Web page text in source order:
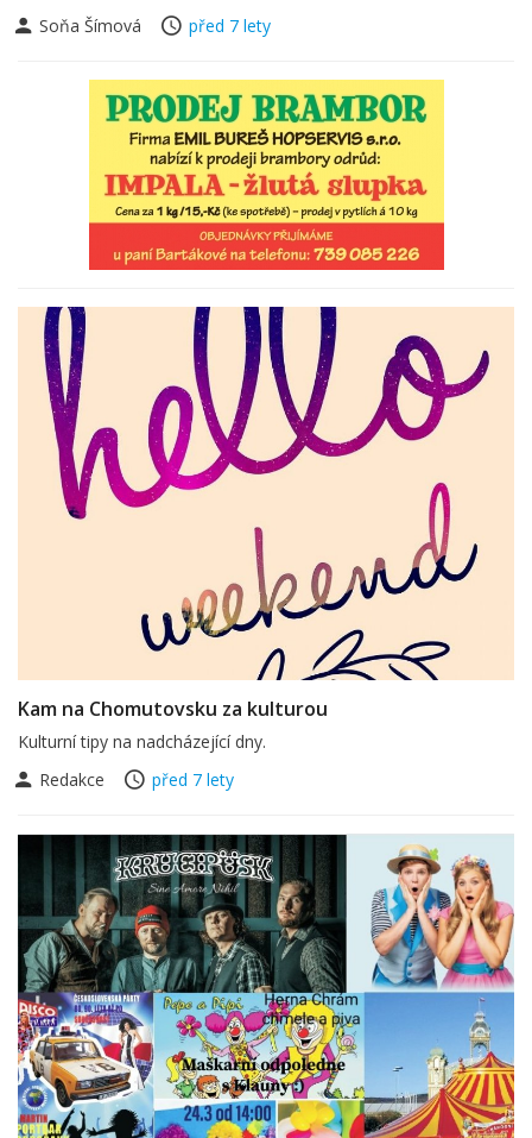
Soňa Šímová
před 7 lety
Kam na Chomutovsku za kulturou
Kulturní tipy na nadcházející dny.
Redakce
před 7 lety